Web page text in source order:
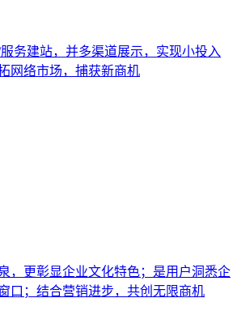
务建站，并多渠道展示，实现小投入
网络市场，捕获新商机
，更彰显企业文化特色；是用户洞悉企
口；结合营销进步，共创无限商机